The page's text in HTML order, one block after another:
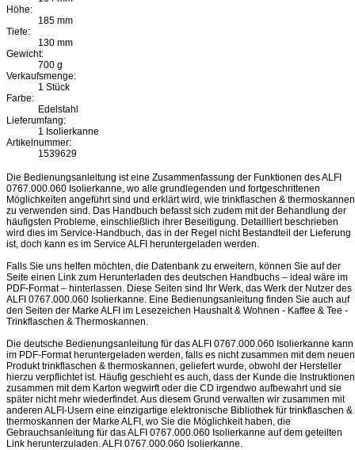
Höhe:
185 mm
Tiefe:
130 mm
Gewicht:
700 g
Verkaufsmenge:
1 Stück
Farbe:
Edelstahl
Lieferumfang:
1 Isolierkanne
Artikelnummer:
1539629
Die Bedienungsanleitung ist eine Zusammenfassung der Funktionen des ALFI
0767.000.060 Isolierkanne, wo alle grundlegenden und fortgeschrittenen
Möglichkeiten angeführt sind und erklärt wird, wie trinkflaschen & thermoskannen
zu verwenden sind. Das Handbuch befasst sich zudem mit der Behandlung der
häufigsten Probleme, einschließlich ihrer Beseitigung. Detailliert beschrieben
wird dies im Service-Handbuch, das in der Regel nicht Bestandteil der Lieferung
ist, doch kann es im Service ALFI heruntergeladen werden.
Falls Sie uns helfen möchten, die Datenbank zu erweitern, können Sie auf der
Seite einen Link zum Herunterladen des deutschen Handbuchs – ideal wäre im
PDF-Format – hinterlassen. Diese Seiten sind Ihr Werk, das Werk der Nutzer des
ALFI 0767.000.060 Isolierkanne. Eine Bedienungsanleitung finden Sie auch auf
den Seiten der Marke ALFI im Lesezeichen Haushalt & Wohnen - Kaffee & Tee -
Trinkflaschen & Thermoskannen.
Die deutsche Bedienungsanleitung für das ALFI 0767.000.060 Isolierkanne kann
im PDF-Format heruntergeladen werden, falls es nicht zusammen mit dem neuen
Produkt trinkflaschen & thermoskannen, geliefert wurde, obwohl der Hersteller
hierzu verpflichtet ist. Häufig geschieht es auch, dass der Kunde die Instruktionen
zusammen mit dem Karton wegwirft oder die CD irgendwo aufbewahrt und sie
später nicht mehr wiederfindet. Aus diesem Grund verwalten wir zusammen mit
anderen ALFI-Usern eine einzigartige elektronische Bibliothek für trinkflaschen &
thermoskannen der Marke ALFI, wo Sie die Möglichkeit haben, die
Gebrauchsanleitung für das ALFI 0767.000.060 Isolierkanne auf dem geteilten
Link herunterzuladen. ALFI 0767.000.060 Isolierkanne.